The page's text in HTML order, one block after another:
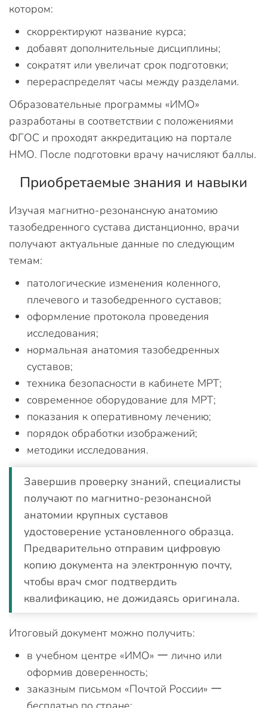
котором:
скорректируют название курса;
добавят дополнительные дисциплины;
сократят или увеличат срок подготовки;
перераспределят часы между разделами.
Образовательные программы «ИМО»
разработаны в соответствии с положениями
ФГОС и проходят аккредитацию на портале
НМО. После подготовки врачу начисляют баллы.
Приобретаемые знания и навыки
Изучая магнитно-резонансную анатомию
тазобедренного сустава дистанционно, врачи
получают актуальные данные по следующим
темам:
патологические изменения коленного,
плечевого и тазобедренного суставов;
оформление протокола проведения
исследования;
нормальная анатомия тазобедренных
суставов;
техника безопасности в кабинете МРТ;
современное оборудование для МРТ;
показания к оперативному лечению;
порядок обработки изображений;
методики исследования.
Завершив проверку знаний, специалисты
получают по магнитно-резонансной
анатомии крупных суставов
удостоверение установленного образца.
Предварительно отправим цифровую
копию документа на электронную почту,
чтобы врач смог подтвердить
квалификацию, не дожидаясь оригинала.
Итоговый документ можно получить:
в учебном центре «ИМО» 一 лично или
оформив доверенность;
заказным письмом «Почтой России» 一